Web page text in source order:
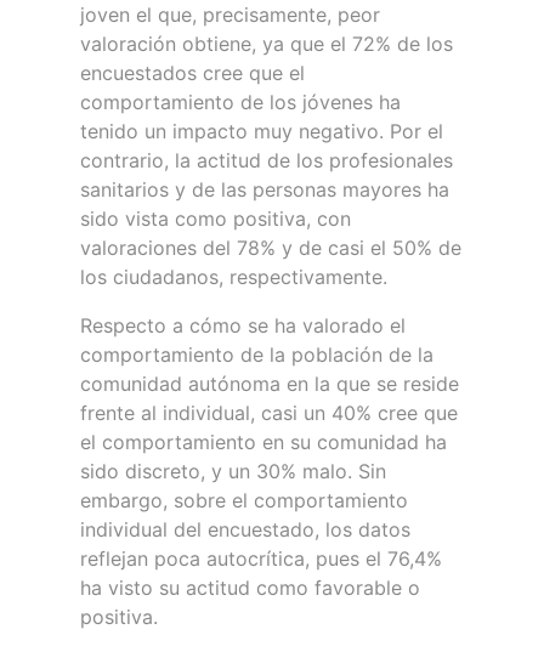
joven el que, precisamente, peor
valoración obtiene, ya que el 72% de los
encuestados cree que el
comportamiento de los jóvenes ha
tenido un impacto muy negativo. Por el
contrario, la actitud de los profesionales
sanitarios y de las personas mayores ha
sido vista como positiva, con
valoraciones del 78% y de casi el 50% de
los ciudadanos, respectivamente.
Respecto a cómo se ha valorado el
comportamiento de la población de la
comunidad autónoma en la que se reside
frente al individual, casi un 40% cree que
el comportamiento en su comunidad ha
sido discreto, y un 30% malo. Sin
embargo, sobre el comportamiento
individual del encuestado, los datos
reflejan poca autocrítica, pues el 76,4%
ha visto su actitud como favorable o
positiva.